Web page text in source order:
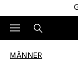
MÄNNER